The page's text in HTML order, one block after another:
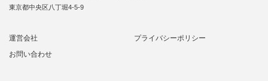
東京都中央区八丁堀4-5-9
運営会社
プライバシーポリシー
お問い合わせ